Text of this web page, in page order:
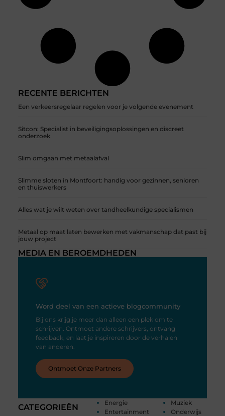
RECENTE BERICHTEN
Een verkeersregelaar regelen voor je volgende evenement
Sitcon: Specialist in beveiligingsoplossingen en discreet
onderzoek
Slim omgaan met metaalafval
Slimme sloten in Montfoort: handig voor gezinnen, senioren
en thuiswerkers
Alles wat je wilt weten over tandheelkundige specialismen
Metaal op maat laten bewerken met vakmanschap dat past bij
jouw project
CATEGORIEËN
Energie
Entertainment
Muziek
Onderwijs
MEDIA EN BEROEMDHEDEN
Word deel van een actieve blogcommunity
Bij ons krijg je meer dan alleen een plek om te
schrijven. Ontmoet andere schrijvers, ontvang
feedback, en laat je inspireren door de verhalen
van anderen.
Ontmoet Onze Partners